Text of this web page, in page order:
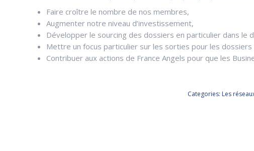
Faire croître le nombre de nos membres,
Augmenter notre niveau d’investissement,
Développer le sourcing des dossiers en particulier dans le
Mettre un focus particulier sur les sorties pour les dossiers
Contribuer aux actions de France Angels pour que les
Categories: Les